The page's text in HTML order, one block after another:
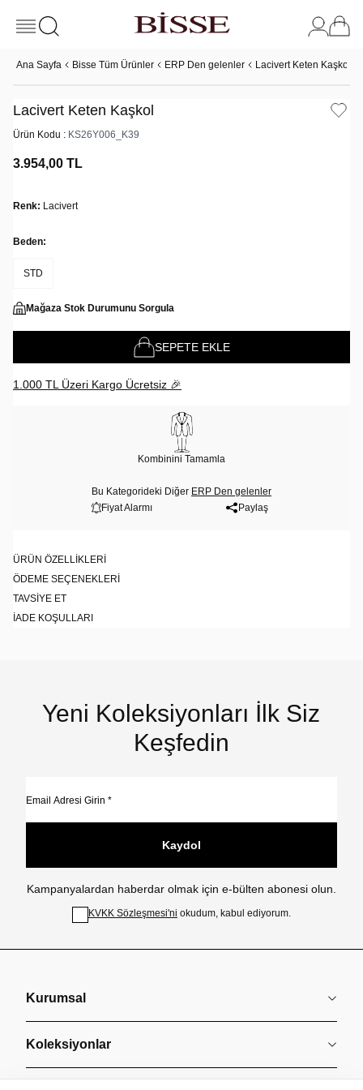
Ana Sayfa Bisse Tüm Ürünler ERP Den gelenler Lacivert Keten Kaşkol
Lacivert Keten Kaşkol
Ürün Kodu : KS26Y006_K39
3.954,00 TL
Renk: Lacivert
Beden:
STD
Mağaza Stok Durumunu Sorgula
SEPETE EKLE
1.000 TL Üzeri Kargo Ücretsiz 🎉
Kombinini Tamamla
Bu Kategorideki Diğer ERP Den gelenler
Fiyat Alarmı
Paylaş
ÜRÜN ÖZELLIKLERI
ÖDEME SEÇENEKLERI
TAVSIYE ET
İADE KOŞULLARI
Yeni Koleksiyonları İlk Siz
Keşfedin
Kaydol
Kampanyalardan haberdar olmak için e-bülten abonesi olun.
KVKK Sözleşmesi'ni okudum, kabul ediyorum.
Kurumsal
Koleksiyonlar